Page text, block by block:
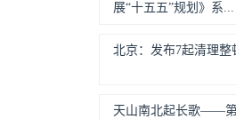
展“十五五”规划》系...
北京：发布7起清理整
天山南北起长歌——第